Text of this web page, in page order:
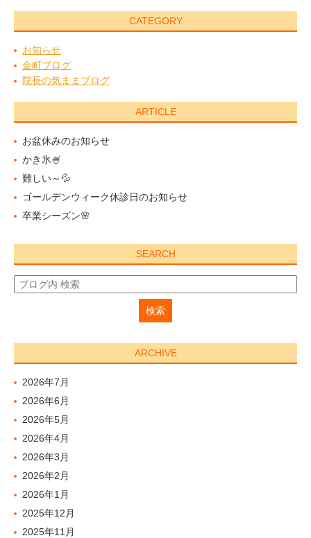
CATEGORY
お知らせ
金町ブログ
院長の気ままブログ
ARTICLE
お盆休みのお知らせ
かき氷🍧
難しい～💦
ゴールデンウィーク休診日のお知らせ
卒業シーズン🌸
SEARCH
ARCHIVE
2026年7月
2026年6月
2026年5月
2026年4月
2026年3月
2026年2月
2026年1月
2025年12月
2025年11月